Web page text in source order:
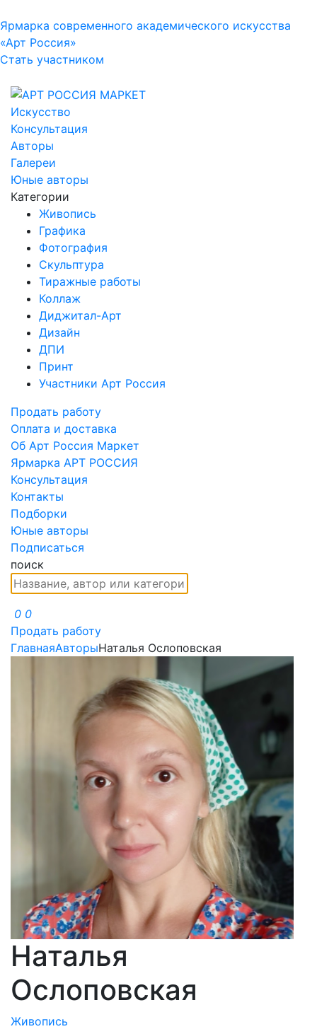
Ярмарка современного академического искусства
«Арт Россия»
Стать участником
Искусство
Консультация
Авторы
Галереи
Юные авторы
Категории
Живопись
Графика
Фотография
Скульптура
Тиражные работы
Коллаж
Диджитал-Арт
Дизайн
ДПИ
Принт
Участники Арт Россия
Продать работу
Оплата и доставка
Об Арт Россия Маркет
Ярмарка АРТ РОССИЯ
Консультация
Контакты
Подборки
Юные авторы
Подписаться
поиск
0 0
Продать работу
ГлавнаяАвторыНаталья Ослоповская
Наталья
Ослоповская
Живопись